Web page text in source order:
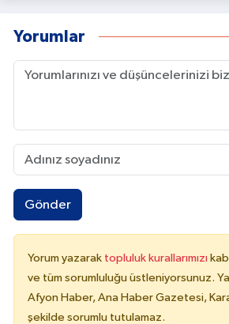
Yorumlar
Gönder
Yorum yazarak topluluk kurallarımızı
ve tüm sorumluluğu üstleniyorsunuz.
Afyon Haber, Ana Haber Gazetesi,
şekilde sorumlu tutulamaz.